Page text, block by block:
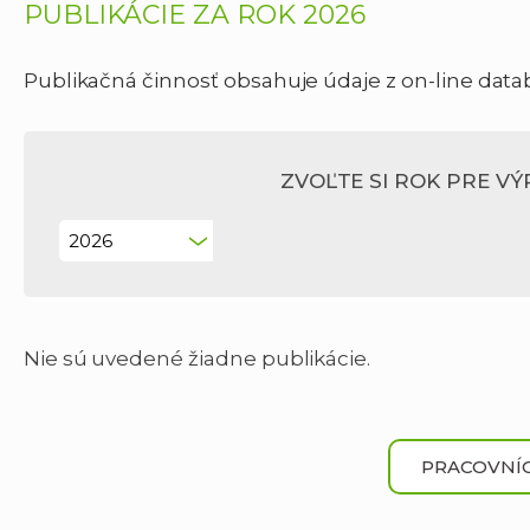
PUBLIKÁCIE ZA ROK 2026
Publikačná činnosť obsahuje údaje z on-line
ZVOĽTE SI ROK PRE
Nie sú uvedené žiadne publikácie.